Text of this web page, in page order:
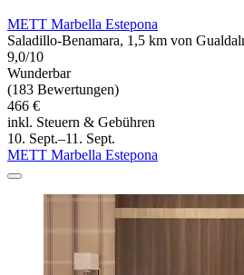
METT Marbella Estepona
Saladillo-Benamara, 1,5 km von
9,0/10
Wunderbar
(183 Bewertungen)
466 €
inkl. Steuern & Gebühren
10. Sept.–11. Sept.
METT Marbella Estepona